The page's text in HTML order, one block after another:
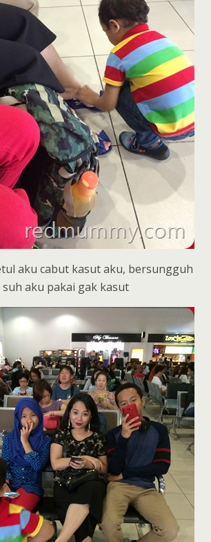
aku cabut kasut aku, bersungguh
suh aku pakai gak kasut